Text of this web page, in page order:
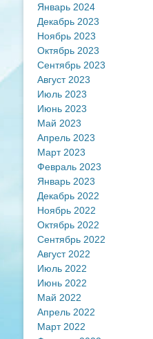
Январь 2024
Декабрь 2023
Ноябрь 2023
Октябрь 2023
Сентябрь 2023
Август 2023
Июль 2023
Июнь 2023
Май 2023
Апрель 2023
Март 2023
Февраль 2023
Январь 2023
Декабрь 2022
Ноябрь 2022
Октябрь 2022
Сентябрь 2022
Август 2022
Июль 2022
Июнь 2022
Май 2022
Апрель 2022
Март 2022